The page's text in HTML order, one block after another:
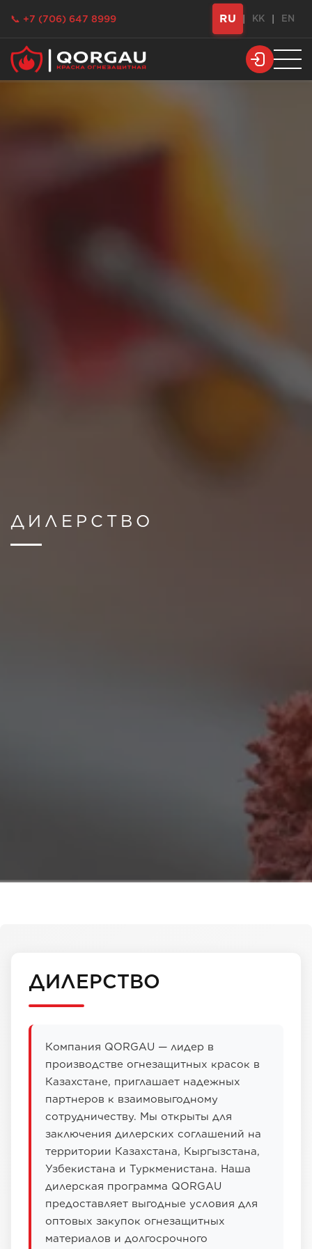
📞 +7 (706) 647 8999 RU KK EN
ДИЛЕРСТВО
ДИЛЕРСТВО
Компания QORGAU — лидер в
производстве огнезащитных красок в
Казахстане, приглашает надежных
партнеров к взаимовыгодному
сотрудничеству. Мы открыты для
заключения дилерских соглашений на
территории Казахстана, Кыргызстана,
Узбекистана и Туркменистана. Наша
дилерская программа QORGAU
предоставляет выгодные условия для
оптовых закупок огнезащитных
материалов и долгосрочного